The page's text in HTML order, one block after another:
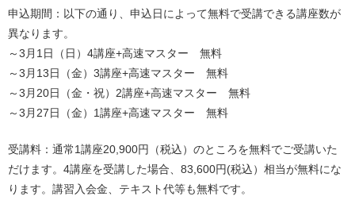
申込期間：以下の通り、申込日によって無料で受講できる講座数が
異なります。
～3月1日（日）4講座+高速マスター 無料
～3月13日（金）3講座+高速マスター 無料
～3月20日（金・祝）2講座+高速マスター 無料
～3月27日（金）1講座+高速マスター 無料
受講料：通常1講座20,900円（税込）のところを無料でご受講いた
だけます。4講座を受講した場合、83,600円(税込）相当が無料にな
ります。講習入会金、テキスト代等も無料です。